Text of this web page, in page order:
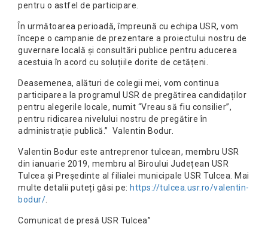
pentru o astfel de participare.
În următoarea perioadă, împreună cu echipa USR, vom
începe o campanie de prezentare a proiectului nostru de
guvernare locală și consultări publice pentru aducerea
acestuia în acord cu soluțiile dorite de cetățeni.
Deasemenea, alături de colegii mei, vom continua
participarea la programul USR de pregătirea candidaților
pentru alegerile locale, numit “Vreau să fiu consilier”,
pentru ridicarea nivelului nostru de pregătire în
administrație publică.” Valentin Bodur.
Valentin Bodur este antreprenor tulcean, membru USR
din ianuarie 2019, membru al Biroului Județean USR
Tulcea și Președinte al filialei municipale USR Tulcea. Mai
multe detalii puteți găsi pe: https://tulcea.usr.ro/valentin-
bodur/.
Comunicat de presă USR Tulcea”